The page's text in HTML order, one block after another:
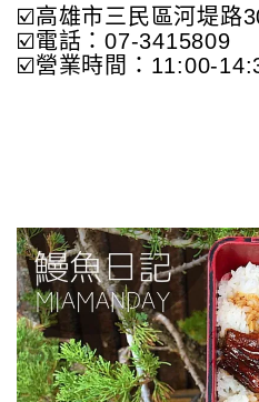
☑️高雄市三民區河堤路
☑️電話：07-3415809
☑️營業時間：11:00-